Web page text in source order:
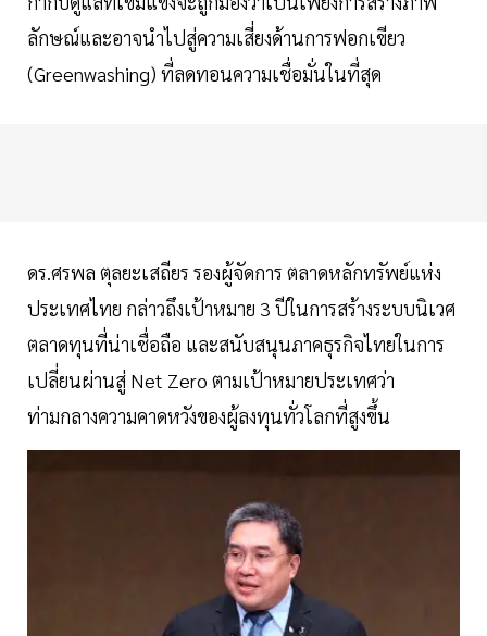
ลักษณ์และอาจนำไปสู่ความเสี่ยงด้านการฟอกเขียว
(Greenwashing) ที่ลดทอนความเชื่อมั่นในที่สุด
ดร.ศรพล ตุลยะเสถียร รองผู้จัดการ ตลาดหลักทรัพย์แห่ง
ประเทศไทย กล่าวถึงเป้าหมาย 3 ปีในการสร้างระบบนิเวศ
ตลาดทุนที่น่าเชื่อถือ และสนับสนุนภาคธุรกิจไทยในการ
เปลี่ยนผ่านสู่ Net Zero ตามเป้าหมายประเทศว่า
ท่ามกลางความคาดหวังของผู้ลงทุนทั่วโลกที่สูงขึ้น